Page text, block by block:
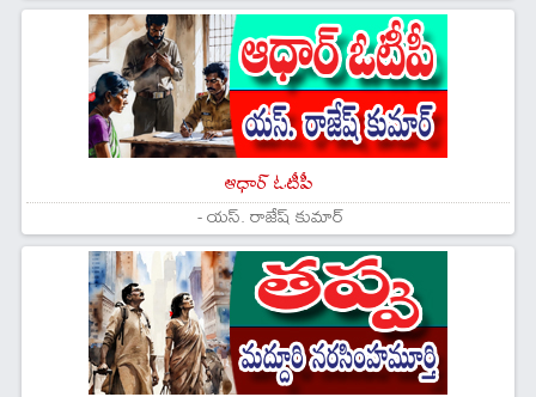
ఆధార్ ఓటీపీ
- యస్. రాజేష్ కుమార్